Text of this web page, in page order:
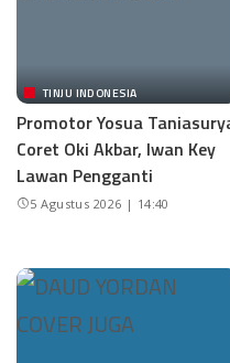
TINJU INDONESIA
Promotor Yosua
Coret Oki Akbar, Iwan Key
Lawan Pengganti
5 Agustus 2026 | 14:40